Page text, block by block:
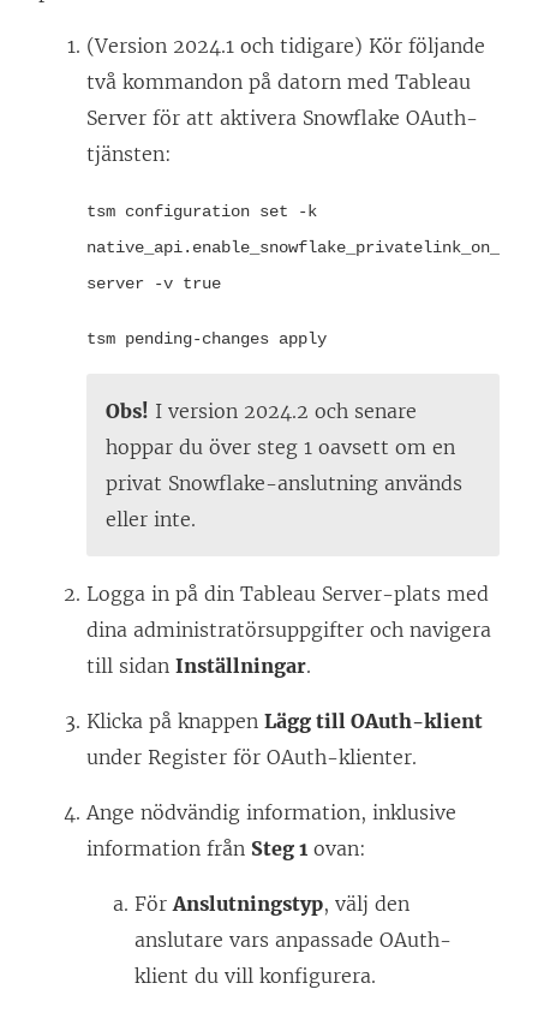
(Version 2024.1 och tidigare) Kör följande
två kommandon på datorn med Tableau
Server för att aktivera Snowflake OAuth-
tjänsten:
tsm configuration set -k
native_api.enable_snowflake_privatelink_on_
server -v true
tsm pending-changes apply
Obs! I version 2024.2 och senare
hoppar du över steg 1 oavsett om en
privat Snowflake-anslutning används
eller inte.
Logga in på din Tableau Server-plats med
dina administratörsuppgifter och navigera
till sidan Inställningar.
Klicka på knappen Lägg till OAuth-klient
under Register för OAuth-klienter.
Ange nödvändig information, inklusive
information från Steg 1 ovan:
FörAnslutningstyp, välj den
anslutare vars anpassade OAuth-
klient du vill konfigurera.